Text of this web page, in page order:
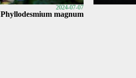
2024-07-07
Phyllodesmium magnum